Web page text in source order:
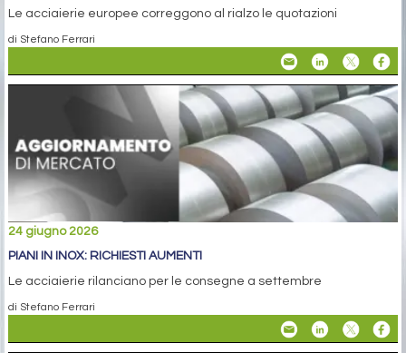
Le acciaierie europee correggono al rialzo le quotazioni
di Stefano Ferrari
24 giugno 2026
PIANI IN INOX: RICHIESTI AUMENTI
Le acciaierie rilanciano per le consegne a settembre
di Stefano Ferrari